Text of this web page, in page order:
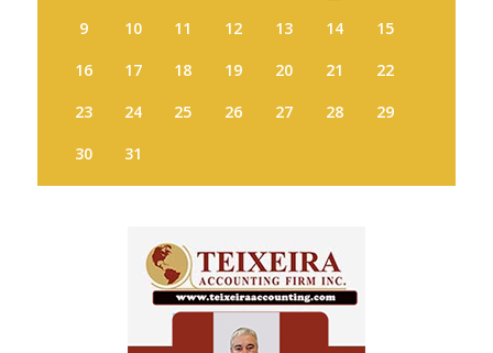
9
10 11 12 13 14
15
16
17 18 19 20 21
22
23
24 25 26 27 28
29
30
31